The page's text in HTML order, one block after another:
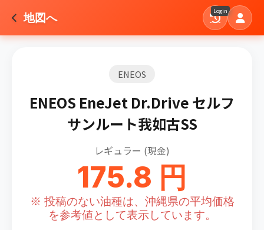
地図へ Login
ENEOS
ENEOS EneJet Dr.Drive セルフ
サンルート我如古SS
レギュラー (現金)
175.8 円
※ 投稿のない油種は、沖縄県の平均価格
を参考値として表示しています。